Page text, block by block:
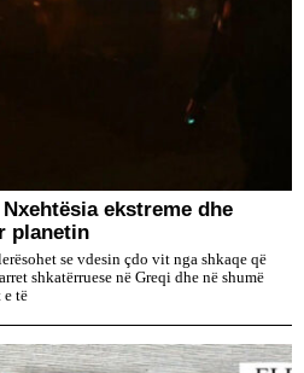
ekstreme dhe
planetin
se vdesin çdo vit nga shkaqe që
shkatërruese në Greqi dhe në shumë
e të